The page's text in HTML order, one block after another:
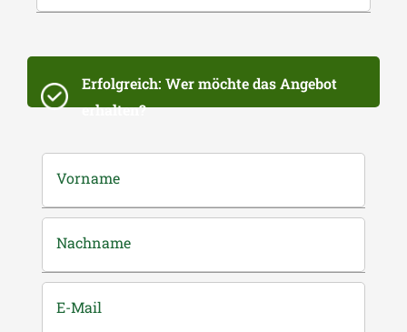
Erfolgreich: Wer möchte das Angebot
erhalten?
Vorname
Nachname
E-Mail